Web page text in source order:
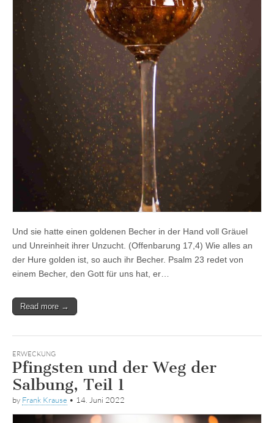
Und sie hatte einen goldenen Becher in der Hand voll Gräuel
und Unreinheit ihrer Unzucht. (Offenbarung 17,4) Wie alles an
der Hure golden ist, so auch ihr Becher. Psalm 23 redet von
einem Becher, den Gott für uns hat, er…
Read more →
ERWECKUNG
Pfingsten und der Weg der
Salbung, Teil 1
by Frank Krause • 14. Juni 2022